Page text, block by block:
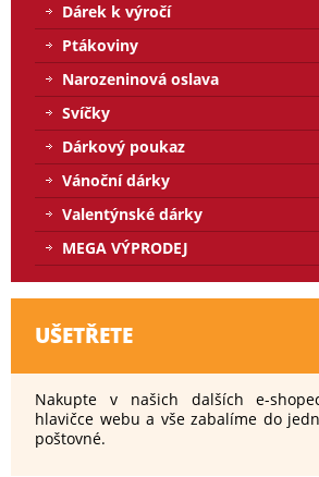
Dárek k výročí
Ptákoviny
Narozeninová oslava
Svíčky
Dárkový poukaz
Vánoční dárky
Valentýnské dárky
MEGA VÝPRODEJ
UŠETŘETE
Nakupte v našich dalších e-
hlavičce webu a vše zabalíme do
poštovné.